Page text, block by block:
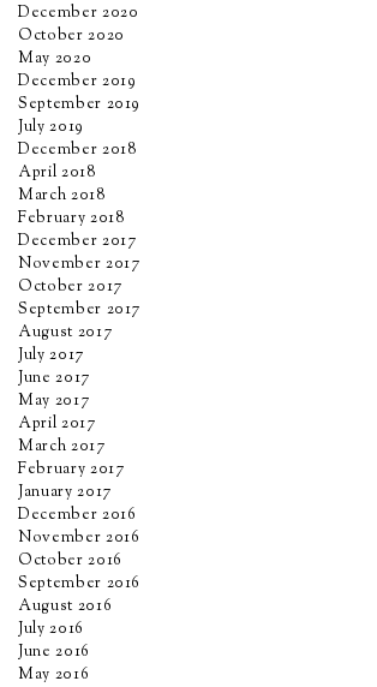
December 2020
October 2020
May 2020
December 2019
September 2019
July 2019
December 2018
April 2018
March 2018
February 2018
December 2017
November 2017
October 2017
September 2017
August 2017
July 2017
June 2017
May 2017
April 2017
March 2017
February 2017
January 2017
December 2016
November 2016
October 2016
September 2016
August 2016
July 2016
June 2016
May 2016